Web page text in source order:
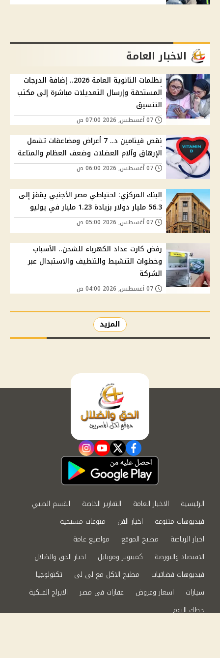
الاخبار العامة
تظلمات الثانوية العامة 2026.. إضافة الدرجات
المستحقة وإرسال التعديلات مباشرة إلى مكتب
التنسيق
نقص فيتامين د.. 7 أعراض ومضاعفات تشمل
الإرهاق وآلام العضلات وضعف العظام والمناعة
البنك المركزي: احتياطي مصر الأجنبي يقفز إلى
56.3 مليار دولار بزيادة 1.23 مليار في يوليو
رفض كارت عداد الكهرباء للشحن.. الأسباب
وخطوات التنشيط والتنظيف والاستبدال عبر
الشركة
المزيد
facebook
twitter
youtube
instagram
الرئيسية الاخبار العامة التقارير الخاصة
القسم الطبي
فيديوهات متنوعة
اخبار الفن
منوعات مسيحية
اخبار الرياضة
مطبخ الموقع
مواضيع عامة
الاقتصاد والبورصة
كمبيوتر وموبايل
اخبار الحق والضلال
فيديوهات فضائيات
مطبخ الاكل مع لى لى
تكنولوجيا
سيارات
اسعار وعروض عقارات في مصر
الابراج الفلكية
حظك اليوم